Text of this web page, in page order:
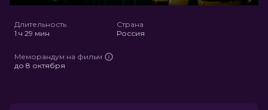
Play Mute Settings
Длительность
1 ч 29 мин
Страна
Россия
Меморандум на фильм
до 8 октября